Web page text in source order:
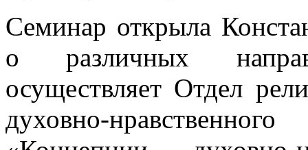
Семинар открыла
о различных
осуществляет Отдел
духовно-